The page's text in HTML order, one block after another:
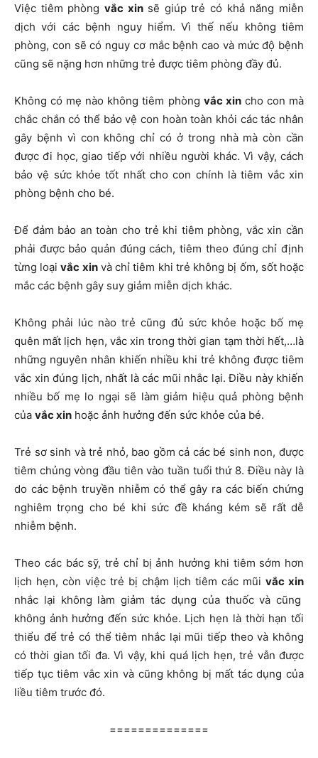
Việc tiêm phòng vắc xinsẽ giúp trẻ có khả năng miễn
dịch với các bệnh nguy hiểm. Vì thế nếu không tiêm
phòng, con sẽ có nguy cơ mắc bệnh cao và mức độ bệnh
cũng sẽ nặng hơn những trẻ được tiêm phòng đầy đủ.
Không có mẹ nào không tiêm phòng vắc xincho con mà
chắc chắn có thể bảo vệ con hoàn toàn khỏi các tác nhân
gây bệnh vì con không chỉ có ở trong nhà mà còn cần
được đi học, giao tiếp với nhiều người khác. Vì vậy, cách
bảo vệ sức khỏe tốt nhất cho con chính là tiêm vắc xin
phòng bệnh cho bé.
Để đảm bảo an toàn cho trẻ khi tiêm phòng, vắc xin cần
phải được bảo quản đúng cách, tiêm theo đúng chỉ định
từng loạivắc xinvà chỉ tiêm khi trẻ không bị ốm, sốt hoặc
mắc các bệnh gây suy giảm miễn dịch khác.
Không phải lúc nào trẻ cũng đủ sức khỏe hoặc bố mẹ
quên mất lịch hẹn, vắc xin trong thời gian tạm thời hết,…là
những nguyên nhân khiến nhiều khi trẻ không được tiêm
vắc xin đúng lịch, nhất là các mũi nhắc lại. Điều này khiến
nhiều bố mẹ lo ngại sẽ làm giảm hiệu quả phòng bệnh
của vắc xin hoặc ảnh hưởng đến sức khỏe của bé.
Trẻ sơ sinh và trẻ nhỏ, bao gồm cả các bé sinh non, được
tiêm chủng vòng đầu tiên vào tuần tuổi thứ 8. Điều này là
do các bệnh truyền nhiễm có thể gây ra các biến chứng
nghiêm trọng cho bé khi sức đề kháng kém sẽ rất dễ
nhiễm bệnh.
Theo các bác sỹ, trẻ chỉ bị ảnh hưởng khi tiêm sớm hơn
lịch hẹn, còn việc trẻ bị chậm lịch tiêm các mũi vắc xin
nhắc lại không làm giảm tác dụng của thuốc và cũng
không ảnh hưởng đến sức khỏe. Lịch hẹn là thời hạn tối
thiểu để trẻ có thể tiêm nhắc lại mũi tiếp theo và không
có thời gian tối đa. Vì vậy, khi quá lịch hẹn, trẻ vẫn được
tiếp tục tiêm vắc xin và cũng không bị mất tác dụng của
liều tiêm trước đó.
==============